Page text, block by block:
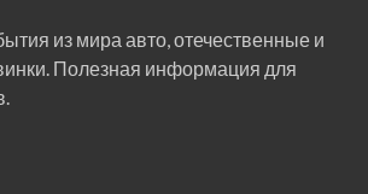
из мира авто, отечественные и
Полезная информация для